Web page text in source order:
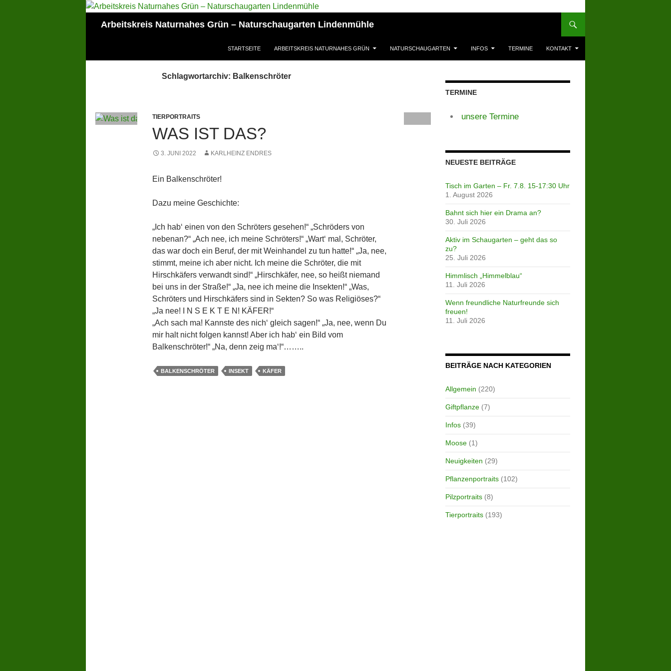
Arbeitskreis Naturnahes Grün – Naturschaugarten Lindenmühle
STARTSEITE ARBEITSKREIS NATURNAHES GRÜN NATURSCHAUGARTEN INFOS TERMINE KONTAKT
Schlagwortarchiv: Balkenschröter
TIERPORTRAITS
WAS IST DAS?
3. JUNI 2022 KARLHEINZ ENDRES
Ein Balkenschröter!
Dazu meine Geschichte:
„Ich hab‘ einen von den Schröters gesehen!“ „Schröders von
nebenan?“ „Ach nee, ich meine Schröters!“ „Wart‘ mal, Schröter,
das war doch ein Beruf, der mit Weinhandel zu tun hatte!“ „Ja, nee,
stimmt, meine ich aber nicht. Ich meine die Schröter, die mit
Hirschkäfers verwandt sind!“ „Hirschkäfer, nee, so heißt niemand
bei uns in der Straße!“ „Ja, nee ich meine die Insekten!“ „Was,
Schröters und Hirschkäfers sind in Sekten? So was Religiöses?“
„Ja nee! I N S E K T E N! KÄFER!“
„Ach sach ma! Kannste des nich‘ gleich sagen!“ „Ja, nee, wenn Du
mir halt nicht folgen kannst! Aber ich hab‘ ein Bild vom
Balkenschröter!“ „Na, denn zeig ma‘!“……..
BALKENSCHRÖTER INSEKT KÄFER
TERMINE
unsere Termine
NEUESTE BEITRÄGE
Tisch im Garten – Fr. 7.8. 15-17:30 Uhr
1. August 2026
Bahnt sich hier ein Drama an?
30. Juli 2026
Aktiv im Schaugarten – geht das so
zu?
25. Juli 2026
Himmlisch „Himmelblau“
11. Juli 2026
Wenn freundliche Naturfreunde sich
freuen!
11. Juli 2026
BEITRÄGE NACH KATEGORIEN
Allgemein (220)
Giftpflanze(7)
Infos(39)
Moose(1)
Neuigkeiten (29)
Pflanzenportraits(102)
Pilzportraits(8)
Tierportraits(193)